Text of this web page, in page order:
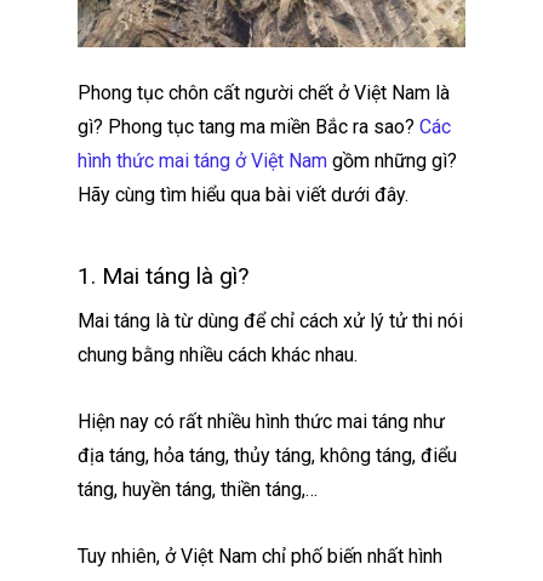
Phong tục chôn cất người chết ở Việt Nam là
gì? Phong tục tang ma miền Bắc ra sao? Các
hình thức mai táng ở Việt Nam gồm những gì?
Hãy cùng tìm hiểu qua bài viết dưới đây.
1. Mai táng là gì?
Mai táng là từ dùng để chỉ cách xử lý tử thi nói
chung bằng nhiều cách khác nhau.
Hiện nay có rất nhiều hình thức mai táng như
địa táng, hỏa táng, thủy táng, không táng, điểu
táng, huyền táng, thiền táng,…
Tuy nhiên, ở Việt Nam chỉ phố biến nhất hình